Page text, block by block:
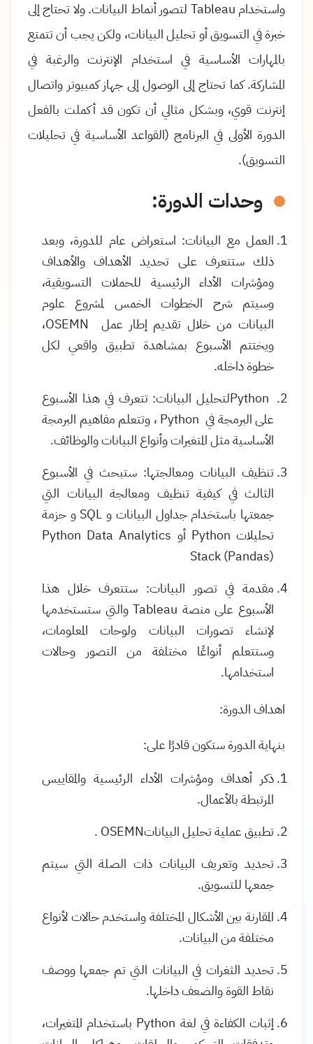
واستخدام Tableau لتصور أنماط البيانات. ولا تحتاج إلى
خبرة في التسويق أو تحليل البيانات، ولكن يجب أن تتمتع
بالمهارات الأساسية في استخدام الإنترنت والرغبة في
المشاركة. كما تحتاج إلى الوصول إلى جهاز كمبيوتر واتصال
إنترنت قوي، وبشكل مثالي أن تكون قد أكملت بالفعل
الدورة الأولى في البرنامج (القواعد الأساسية في تحليلات
التسويق).
وحدات الدورة:
العمل مع البيانات: استعراض عام للدورة، وبعد
ذلك ستتعرف على تحديد الأهداف والأهداف
ومؤشرات الأداء الرئيسية للحملات التسويقية،
وسيتم شرح الخطوات الخمس لمشروع علوم
البيانات من خلال تقديم إطار عمل
OSEMN،
ويختتم الأسبوع بمشاهدة تطبيق واقعي لكل
خطوة داخله.
Pythonلتحليل البيانات: تتعرف في هذا الأسبوع
على البرمجة في Python ، وتتعلم مفاهيم البرمجة
الأساسية مثل المتغيرات وأنواع البيانات والوظائف.
تنظيف البيانات ومعالجتها: ستبحث في الأسبوع
الثالث في كيفية تنظيف ومعالجة البيانات التي
جمعتها باستخدام جداول البيانات وSQLو حزمة
تحليلات Python أو Python Data Analytics
Stack (Pandas)
مقدمة في تصور البيانات: ستتعرف خلال هذا
الأسبوع على منصة Tableauوالتي ستستخدمها
لإنشاء تصورات البيانات ولوحات المعلومات،
وستتعلم أنواعًا مختلفة من التصور وحالات
استخدامها.
اهداف الدورة:
بنهاية الدورةستكون قادرًا على:
ذكر أهداف ومؤشرات الأداء الرئيسية والمقاييس
المرتبطة بالأعمال.
تطبيق عملية تحليل البياناتOSEMN
.
تحديد وتعريف البيانات ذات الصلة التي سيتم
جمعها للتسويق.
المقارنة بين الأشكال المختلفة واستخدم حالات لأنواع
مختلفة من البيانات.
تحديد الثغرات في البيانات التي تم جمعها ووصف
نقاط القوة والضعف داخلها.
إثبات الكفاءة في لغة Python باستخدام المتغيرات،